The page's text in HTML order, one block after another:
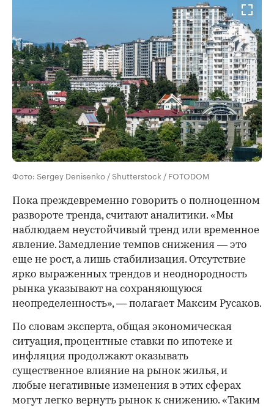
Фото: Sergey Denisenko / Shutterstock / FOTODOM
Пока преждевременно говорить о полноценном
развороте тренда, считают аналитики. «Мы
наблюдаем неустойчивый тренд или временное
явление. Замедление темпов снижения — это
еще не рост, а лишь стабилизация. Отсутствие
ярко выраженных трендов и неоднородность
рынка указывают на сохраняющуюся
неопределенность», — полагает Максим Русаков.
По словам эксперта, общая экономическая
ситуация, процентные ставки по ипотеке и
инфляция продолжают оказывать
существенное влияние на рынок жилья, и
любые негативные изменения в этих сферах
могут легко вернуть рынок к снижению. «Таким